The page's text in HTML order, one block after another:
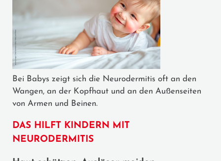
Bei Babys zeigt sich die Neurodermitis oft an den
Wangen, an der Kopfhaut und an den Außenseiten
von Armen und Beinen.
DAS HILFT KINDERN MIT
NEURODERMITIS